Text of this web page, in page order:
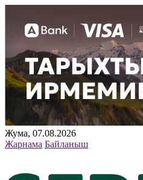
Жума, 07.08.2026
Жарнама Байланыш